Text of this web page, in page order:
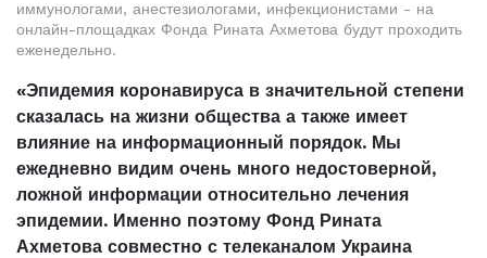
иммунологами, анестезиологами, инфекционистами - на
онлайн-площадках Фонда Рината Ахметова будут проходить
еженедельно.
«Эпидемия коронавируса в значительной степени
сказалась на жизни общества а также имеет
влияние на информационный порядок. Мы
ежедневно видим очень много недостоверной,
ложной информации относительно лечения
эпидемии. Именно поэтому Фонд Рината
Ахметова совместно с телеканалом Украина